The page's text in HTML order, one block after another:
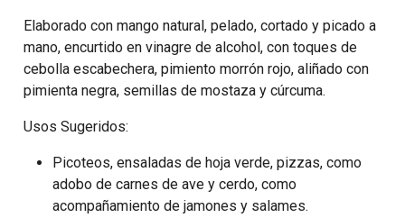
Elaborado con mango natural, pelado, cortado y picado a
mano, encurtido en vinagre de alcohol, con toques de
cebolla escabechera, pimiento morrón rojo, aliñado con
pimienta negra, semillas de mostaza y cúrcuma.
Usos Sugeridos:
Picoteos, ensaladas de hoja verde, pizzas, como
adobo de carnes de ave y cerdo, como
acompañamiento de jamones y salames.